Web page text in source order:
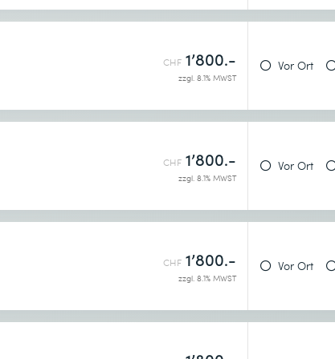
CHF 1’800.-
zzgl. 8.1% MWST
Vor Ort
CHF 1’800.-
zzgl. 8.1% MWST
Vor Ort
CHF 1’800.-
zzgl. 8.1% MWST
Vor Ort